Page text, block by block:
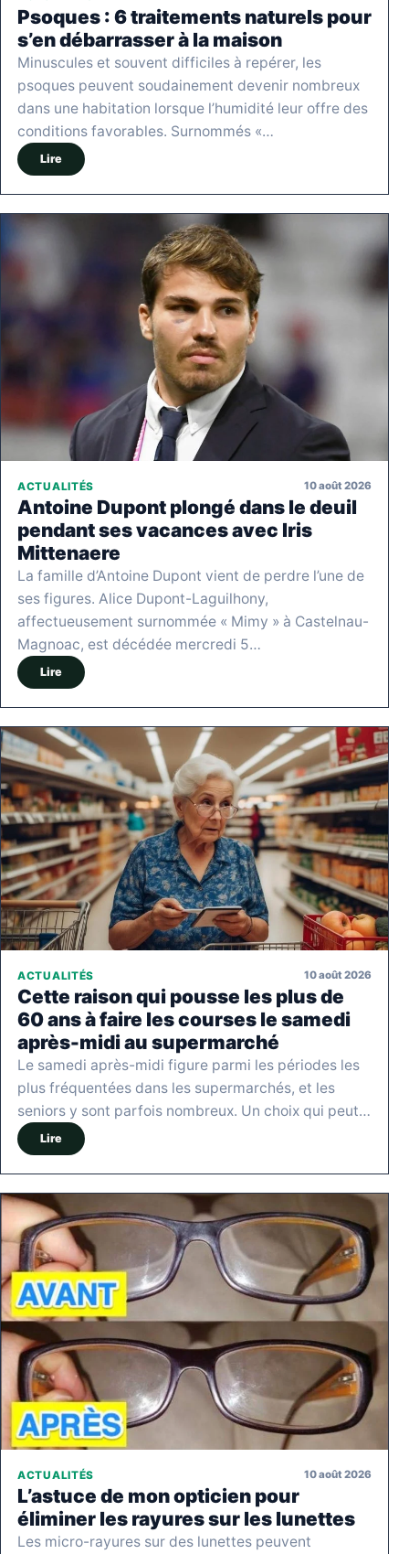
Psoques : 6 traitements naturels pour
s’en débarrasser à la maison
Minuscules et souvent difficiles à repérer, les
psoques peuvent soudainement devenir nombreux
dans une habitation lorsque l’humidité leur offre des
conditions favorables. Surnommés «…
Lire
ACTUALITÉS 10 août 2026
Antoine Dupont plongé dans le deuil
pendant ses vacances avec Iris
Mittenaere
La famille d’Antoine Dupont vient de perdre l’une de
ses figures. Alice Dupont-Laguilhony,
affectueusement surnommée « Mimy » à Castelnau-
Magnoac, est décédée mercredi 5…
Lire
ACTUALITÉS 10 août 2026
Cette raison qui pousse les plus de
60 ans à faire les courses le samedi
après-midi au supermarché
Le samedi après-midi figure parmi les périodes les
plus fréquentées dans les supermarchés, et les
seniors y sont parfois nombreux. Un choix qui peut…
Lire
ACTUALITÉS 10 août 2026
L’astuce de mon opticien pour
éliminer les rayures sur les lunettes
Les micro-rayures sur des lunettes peuvent